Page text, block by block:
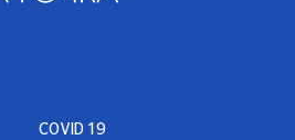
COVID 19